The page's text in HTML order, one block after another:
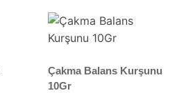
Çakma Balans Kurşunu
10Gr